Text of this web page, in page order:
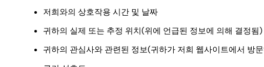
저희와의 상호작용 시간 및 날짜
귀하의 실제 또는 추정 위치(위에 언급된 정보에 의해 결정됨)
귀하의 관심사와 관련된 정보(귀하가 저희 웹사이트에서 방